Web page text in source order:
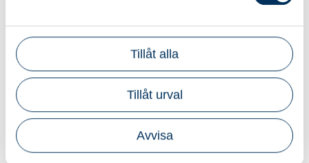
Tillåt alla
Tillåt urval
Avvisa
Företagsanpassade kurser
Investera i skräddarsydd
kompetensutveckling för dig och dina
medarbetare! Våra utbildningar inom
ekonomi, lön, skatt och redovisning är
anpassade efter era behov, så att ni kan